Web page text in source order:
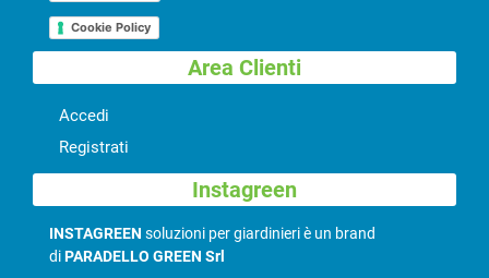
Cookie Policy
Area Clienti
Accedi
Registrati
Instagreen
INSTAGREEN soluzioni per giardinieri è un brand
diPARADELLO GREEN Srl